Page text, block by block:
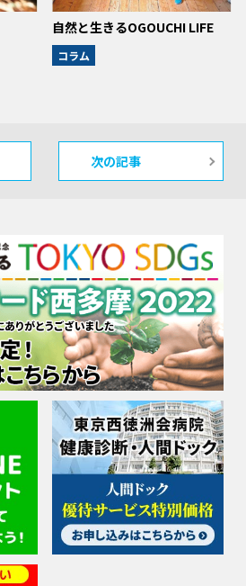
自然と生きるOGOUCHI LIFE
コラム
次の記事